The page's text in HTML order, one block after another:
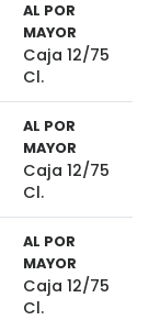
AL POR
MAYOR
Caja 12/75
Cl.
AL POR
MAYOR
Caja 12/75
Cl.
AL POR
MAYOR
Caja 12/75
Cl.